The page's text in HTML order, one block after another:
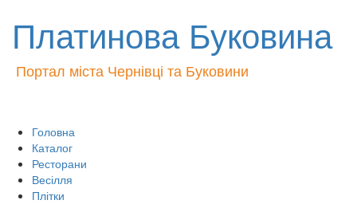
Платинова Буковина
Портал міста Чернівці та Буковини
Головна
Каталог
Ресторани
Весілля
Плітки